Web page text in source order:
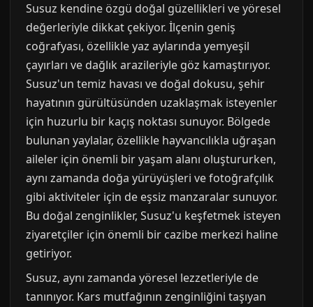
Susuz kendine özgü doğal güzellikleri ve yöresel
değerleriyle dikkat çekiyor. İlçenin geniş
coğrafyası, özellikle yaz aylarında yemyeşil
çayırları ve dağlık arazileriyle göz kamaştırıyor.
Susuz'un temiz havası ve doğal dokusu, şehir
hayatının gürültüsünden uzaklaşmak isteyenler
için huzurlu bir kaçış noktası sunuyor. Bölgede
bulunan yaylalar, özellikle hayvancılıkla uğraşan
aileler için önemli bir yaşam alanı oluştururken,
aynı zamanda doğa yürüyüşleri ve fotoğrafçılık
gibi aktiviteler için de eşsiz manzaralar sunuyor.
Bu doğal zenginlikler, Susuz'u keşfetmek isteyen
ziyaretçiler için önemli bir cazibe merkezi haline
getiriyor.
Susuz, aynı zamanda yöresel lezzetleriyle de
tanınıyor. Kars mutfağının zenginliğini taşıyan